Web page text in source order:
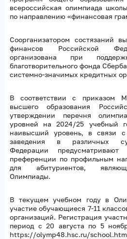
всероссийская олимпиада
по направлению «финансовая
Соорганизатором состязаний
финансов Российской
организована при
благотворительного фонда
системно-значимых кредитных
В соответствии с приказом
высшего образования
утверждении перечня
уровней на 2024/25 учебный
наивысший уровень, в связи
заведения в различных
Федерации
преференции по профильным
для абитуриентов,
Олимпиады.
В текущем учебном году в
участие обучающиеся 7-11
организаций. Регистрация
период с 20 августа по 5
https://olymp48.hsc.ru/